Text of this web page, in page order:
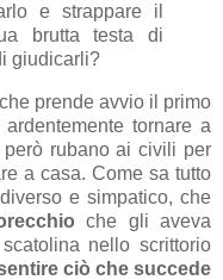
e strappare il
brutta testa di
giudicarli?
prende avvio il primo
tornare a
però rubano ai civili per
a casa. Come sa tutto
e simpatico, che
che gli aveva
nello scrittorio
ciò che succede